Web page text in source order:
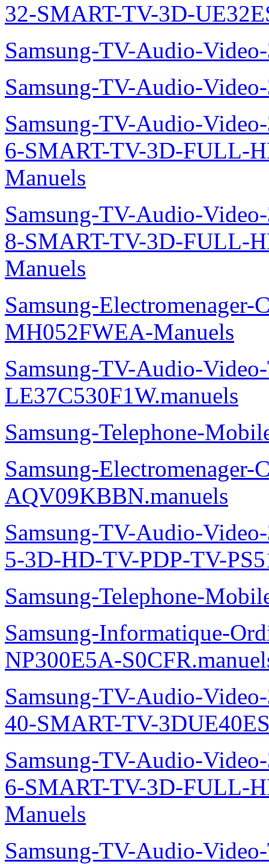
32-SMART-TV-3D-
Samsung-TV-Audio-
Samsung-TV-Audio-
Samsung-TV-Audio-
6-SMART-TV-3D-FULL-
Manuels
Samsung-TV-Audio-
8-SMART-TV-3D-FULL-
Manuels
Samsung-Electromenager-
MH052FWEA-Manuels
Samsung-TV-Audio-
LE37C530F1W.manuels
Samsung-Telephone-
Samsung-Electromenager-
AQV09KBBN.manuels
Samsung-TV-Audio-
5-3D-HD-TV-PDP-TV-
Samsung-Telephone-
Samsung-Informatique-
NP300E5A-
Samsung-TV-Audio-
40-SMART-TV-
Samsung-TV-Audio-
6-SMART-TV-3D-FULL-
Manuels
Samsung-TV-Audio-